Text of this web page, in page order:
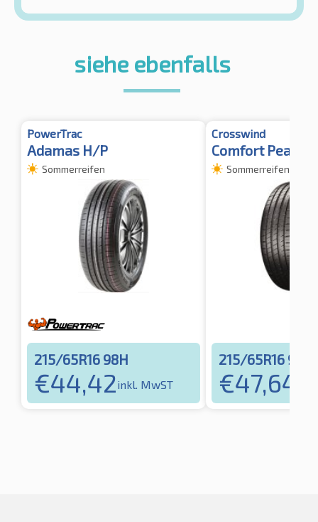
siehe ebenfalls
PowerTrac
Adamas H/P
Sommerreifen
215/65R16 98H
€44,42inkl. MwST
Crosswind
Comfort Peak
Sommerreifen
215/65R16 98H
€47,64